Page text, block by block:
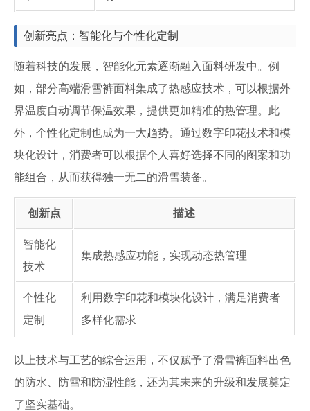
创新亮点：智能化与个性化定制
随着科技的发展，智能化元素逐渐融入面料研发中。例
如，部分高端滑雪裤面料集成了热感应技术，可以根据外
界温度自动调节保温效果，提供更加精准的热管理。此
外，个性化定制也成为一大趋势。通过数字印花技术和模
块化设计，消费者可以根据个人喜好选择不同的图案和功
能组合，从而获得独一无二的滑雪装备。
创新点 描述
智能化
技术
集成热感应功能，实现动态热管理
个性化
定制
利用数字印花和模块化设计，满足消费者
多样化需求
以上技术与工艺的综合运用，不仅赋予了滑雪裤面料出色
的防水、防雪和防湿性能，还为其未来的升级和发展奠定
了坚实基础。